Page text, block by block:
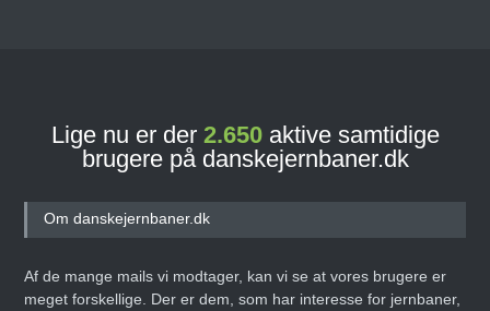
Lige nu er der 2.647aktive samtidige
brugere på danskejernbaner.dk
Om danskejernbaner.dk
Af de mange mails vi modtager, kan vi se at vores brugere er
meget forskellige. Der er dem, som har interesse for jernbaner,